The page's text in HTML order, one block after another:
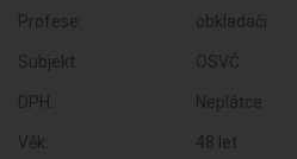
Profese: obkladači
Subjekt: OSVČ
DPH: Neplátce
Věk: 48 let